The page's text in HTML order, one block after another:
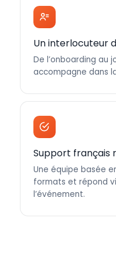
Un interlocuteur
De l’onboarding au
accompagne dans
Support français
Une équipe basée
formats et répond
l’événement.